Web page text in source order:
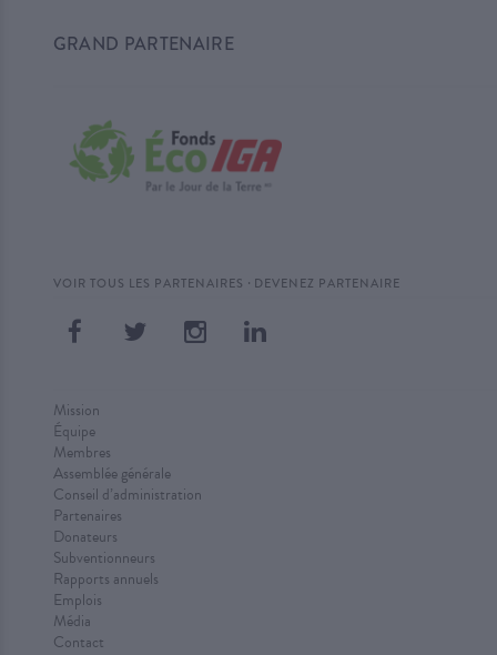
GRAND PARTENAIRE
VOIR TOUS LES PARTENAIRES · DEVENEZ PARTENAIRE
Mission
Équipe
Membres
Assemblée générale
Conseil d’administration
Partenaires
Donateurs
Subventionneurs
Rapports annuels
Emplois
Média
Contact